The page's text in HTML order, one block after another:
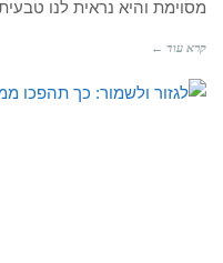
מסוימת והיא נראית לנו
קרא עוד ←